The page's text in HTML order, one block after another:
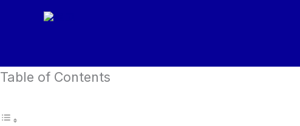
건
뛰
Table of Contents